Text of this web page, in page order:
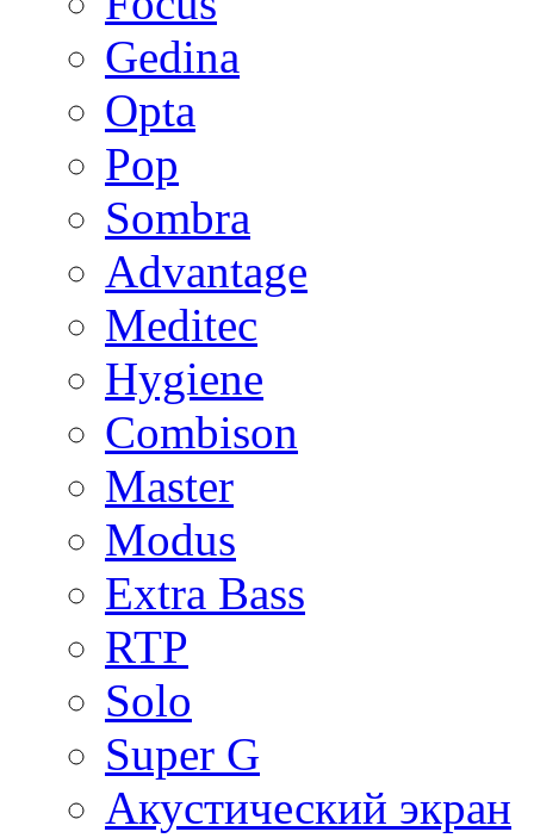
Gedina
Opta
Pop
Sombra
Advantage
Meditec
Hygiene
Combison
Master
Modus
Extra Bass
RTP
Solo
Super G
Акустический экран